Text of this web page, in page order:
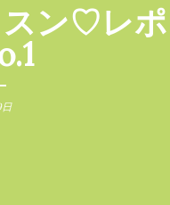
スン♡レポ